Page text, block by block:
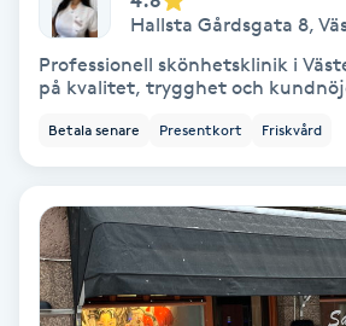
Tandblekning
Tatueringsborttagning
Terapi
Hallsta Gårdsgata 8,
Professionell skönhetsklinik i
på kvalitet, trygghet och
Betala senare Presentkort Friskvård